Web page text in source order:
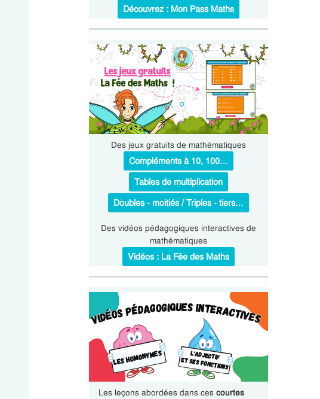
Découvrez : Mon Pass Maths
Des jeux gratuits de mathématiques
Compléments à 10, 100…
Tables de multiplication
Doubles - moitiés / Triples - tiers…
Des vidéos pédagogiques interactives de
mathématiques
Vidéos : La Fée des Maths
Les leçons abordées dans ces courtes